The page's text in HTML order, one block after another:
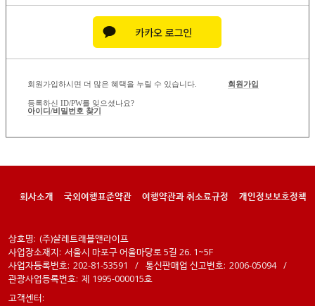
회원가입하시면 더 많은 혜택을 누릴 수 있습니다. 회원가입
등록하신 ID/PW를 잊으셨나요?
아이디/비밀번호 찾기
회사소개 국외여행표준약관 여행약관과 취소료규정 개인정보보호정책
상호명: (주)샬레트래블앤라이프
사업장소재지: 서울시 마포구 어울마당로 5길 26. 1~5F
사업자등록번호: 202-81-53591 / 통신판매업 신고번호: 2006-05094 /
관광사업등록번호: 제 1995-000015호
고객센터: